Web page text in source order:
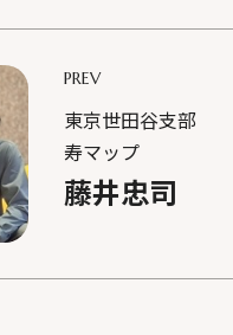
PREV
東京世田谷支部
寿マップ
藤井忠司